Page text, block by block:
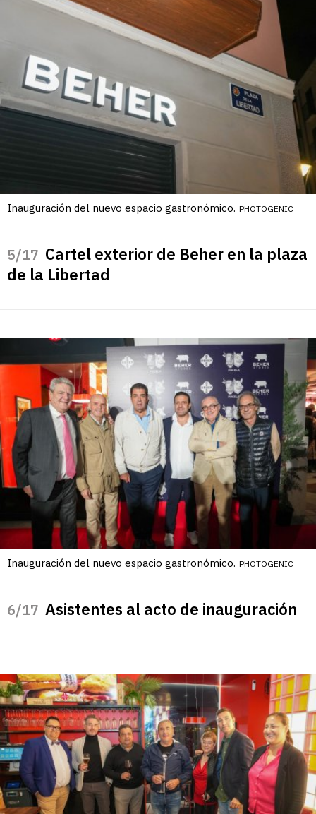
Inauguración del nuevo espacio gastronómico. PHOTOGENIC
/17 Cartel exterior de Beher en la plaza
de la Libertad
Inauguración del nuevo espacio gastronómico. PHOTOGENIC
/17 Asistentes al acto de inauguración